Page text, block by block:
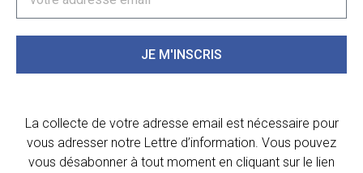
JE M'INSCRIS
La collecte de votre adresse email est nécessaire pour
vous adresser notre Lettre d’information. Vous pouvez
vous désabonner à tout moment en cliquant sur le lien